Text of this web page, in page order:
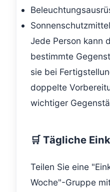
Jede Person kann
bestimmte
sie bei
doppelte
wichtiger
🛒 Tägliche
Teilen Sie eine
Woche"-Gruppe